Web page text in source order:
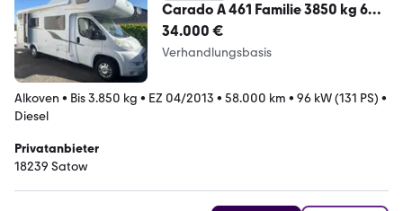
Carado A 461 Familie 3850 kg 6
Sitze
34.000 €
Verhandlungsbasis
Alkoven • Bis 3.850 kg • EZ 04/2013 • 58.000 km • 96 kW (131 PS) •
Diesel
Privatanbieter
18239 Satow